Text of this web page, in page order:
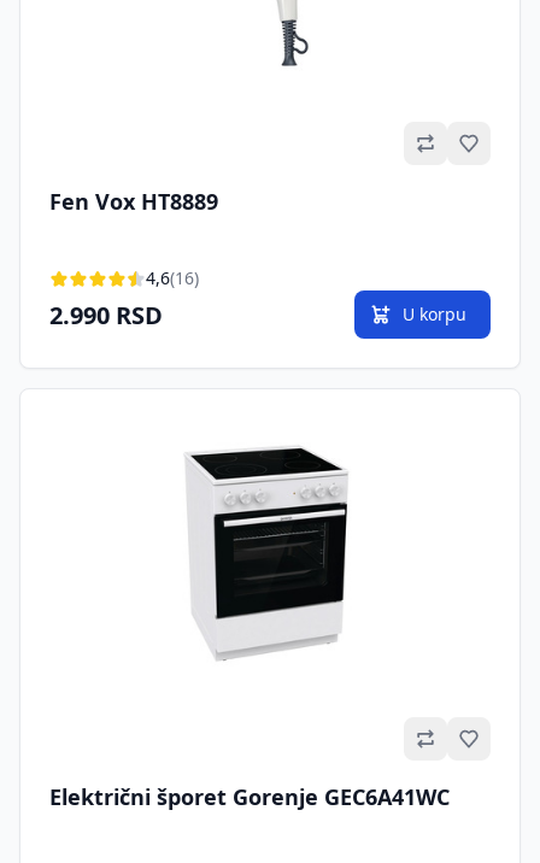
Fen Vox HT8889
4,6(16)
2.990 RSD U korpu
Električni šporet Gorenje GEC6A41WC